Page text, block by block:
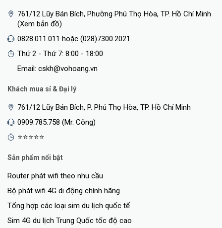
761/12 Lũy Bán Bích, Phường Phú Thọ Hòa, TP. Hồ Chí Minh
(Xem bản đồ)
0828.011.011 hoặc (028)7300.2021
Thứ 2 - Thứ 7: 8:00 - 18:00
Email: cskh@vohoang.vn
Khách mua sỉ & Đại lý
761/12 Lũy Bán Bích, P. Phú Thọ Hòa, TP. Hồ Chí Minh
0909.785.758 (Mr. Công)
⭐⭐⭐⭐⭐
Sản phẩm nổi bật
Router phát wifi theo nhu cầu
Bộ phát wifi 4G di động chính hãng
Tổng hợp các loại sim du lịch quốc tế
Sim 4G du lịch Trung Quốc tốc độ cao